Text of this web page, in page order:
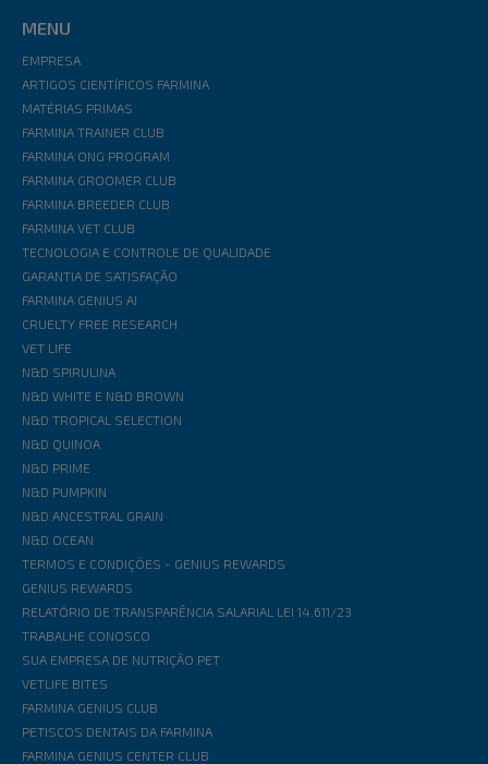
MENU
EMPRESA
ARTIGOS CIENTÍFICOS FARMINA
MATÉRIAS PRIMAS
FARMINA TRAINER CLUB
FARMINA ONG PROGRAM
FARMINA GROOMER CLUB
FARMINA BREEDER CLUB
FARMINA VET CLUB
TECNOLOGIA E CONTROLE DE QUALIDADE
GARANTIA DE SATISFAÇÃO
FARMINA GENIUS AI
CRUELTY FREE RESEARCH
VET LIFE
N&D SPIRULINA
N&D WHITE E N&D BROWN
N&D TROPICAL SELECTION
N&D QUINOA
N&D PRIME
N&D PUMPKIN
N&D ANCESTRAL GRAIN
N&D OCEAN
TERMOS E CONDIÇÕES - GENIUS REWARDS
GENIUS REWARDS
RELATÓRIO DE TRANSPARÊNCIA SALARIAL LEI 14.611/23
TRABALHE CONOSCO
SUA EMPRESA DE NUTRIÇÃO PET
VETLIFE BITES
FARMINA GENIUS CLUB
PETISCOS DENTAIS DA FARMINA
FARMINA GENIUS CENTER CLUB